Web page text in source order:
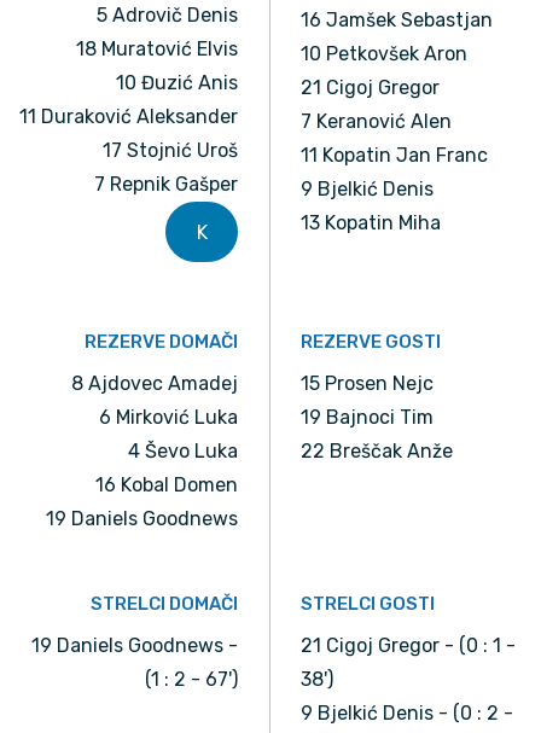
5 Adrovič Denis
18 Muratović Elvis
10 Đuzić Anis
11 Duraković Aleksander
17 Stojnić Uroš
7 Repnik Gašper
K
16 Jamšek Sebastjan
10 Petkovšek Aron
21 Cigoj Gregor
7 Keranović Alen
11 Kopatin Jan Franc
9 Bjelkić Denis
13 Kopatin Miha
REZERVE DOMAČI
8 Ajdovec Amadej
6 Mirković Luka
4 Ševo Luka
16 Kobal Domen
19 Daniels Goodnews
REZERVE GOSTI
15 Prosen Nejc
19 Bajnoci Tim
22 Breščak Anže
STRELCI DOMAČI
19 Daniels Goodnews -
(1 : 2 - 67')
STRELCI GOSTI
21 Cigoj Gregor - (0 : 1 -
38')
9 Bjelkić Denis - (0 : 2 -